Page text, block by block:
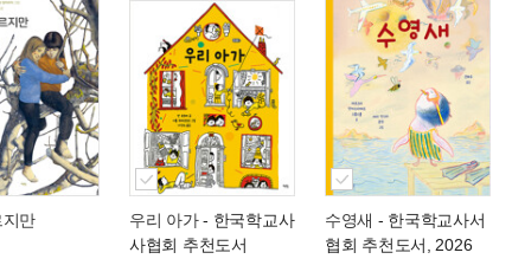
만 우리 아가- 한국학교사
사협회 추천도서
수영새 - 한국학교사서
협회 추천도서, 2026